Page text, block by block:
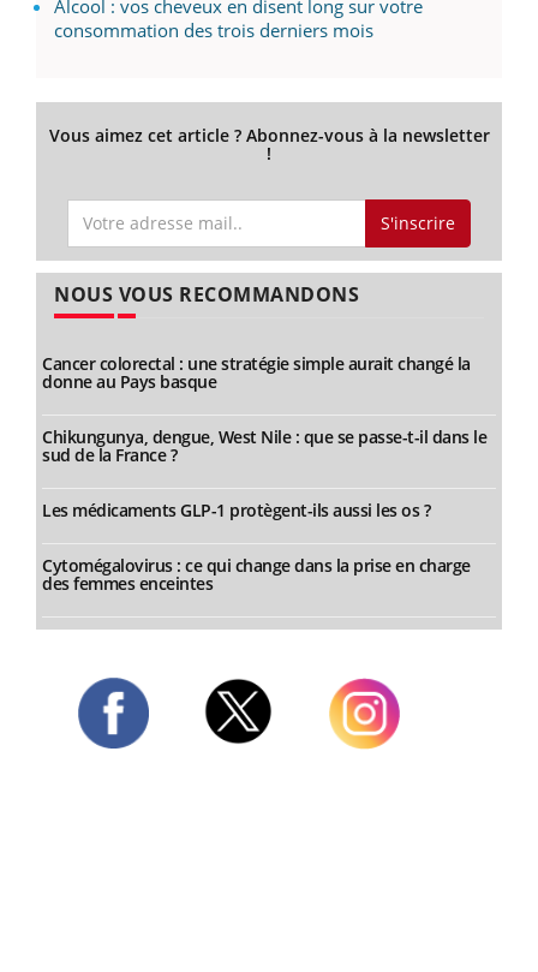
Alcool : vos cheveux en disent long sur votre
consommation des trois derniers mois
Vous aimez cet article ? Abonnez-vous à la newsletter
!
S'inscrire
NOUS VOUS RECOMMANDONS
Cancer colorectal : une stratégie simple aurait changé la
donne au Pays basque
Chikungunya, dengue, West Nile : que se passe-t-il dans le
sud de la France ?
Les médicaments GLP-1 protègent-ils aussi les os ?
Cytomégalovirus : ce qui change dans la prise en charge
des femmes enceintes